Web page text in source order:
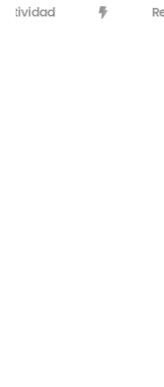
efectividad